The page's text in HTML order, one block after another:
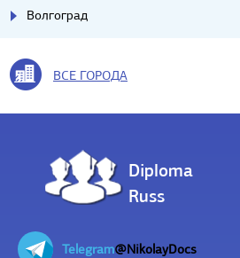
Волгоград
ВСЕ ГОРОДА
Diploma
Russ
Telegram@NikolayDocs